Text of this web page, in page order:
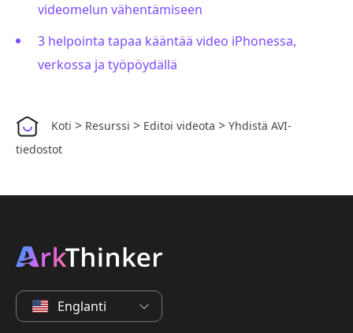
videomelun vähentämiseen
3 helpointa tapaa kääntää video iPhonessa,
verkossa ja työpöydällä
Koti > Resurssi > Editoi videota > Yhdistä AVI-
tiedostot
Englanti